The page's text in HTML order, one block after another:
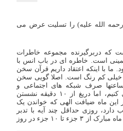
الله علیه) را تسلیت عرض می
که دربرگیرنده مجموعه خاطرات
است. خاطره ای در باب انس با
ما با اینکه اعتقاد داریم قرآن سخن
خیلی کم رنگ است. اصلا گویی سخن
صرف شبکه های اجتماعی و
سرگرمیهای غیرسودمند می کنیم، اما دریغ از ۱۰ دقیقه نشستن
این ماه ضیافت الهی که خواندن یک
دارد، روزی حداقل چند آیه با تدبر
بخوانیم. چه اینکه بزرگان در ماه مبارک از ۳ جزء تا ۱۰ جزء در روز